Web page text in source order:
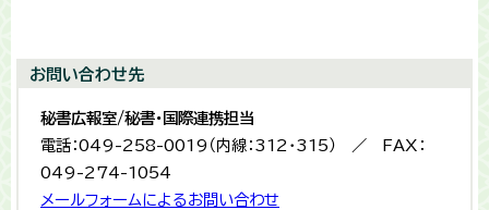
お問い合わせ先
秘書広報室/秘書・国際連携担当
電話：049-258-0019（内線：312・315） ／ FAX：
049-274-1054
メールフォームによるお問い合わせ